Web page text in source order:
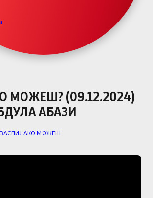
МОЖЕШ? (09.12.2024)
АБАЗИ
ЗАСПИЈ АКО МОЖЕШ